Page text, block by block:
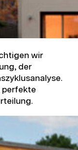
wir
der
perfekte